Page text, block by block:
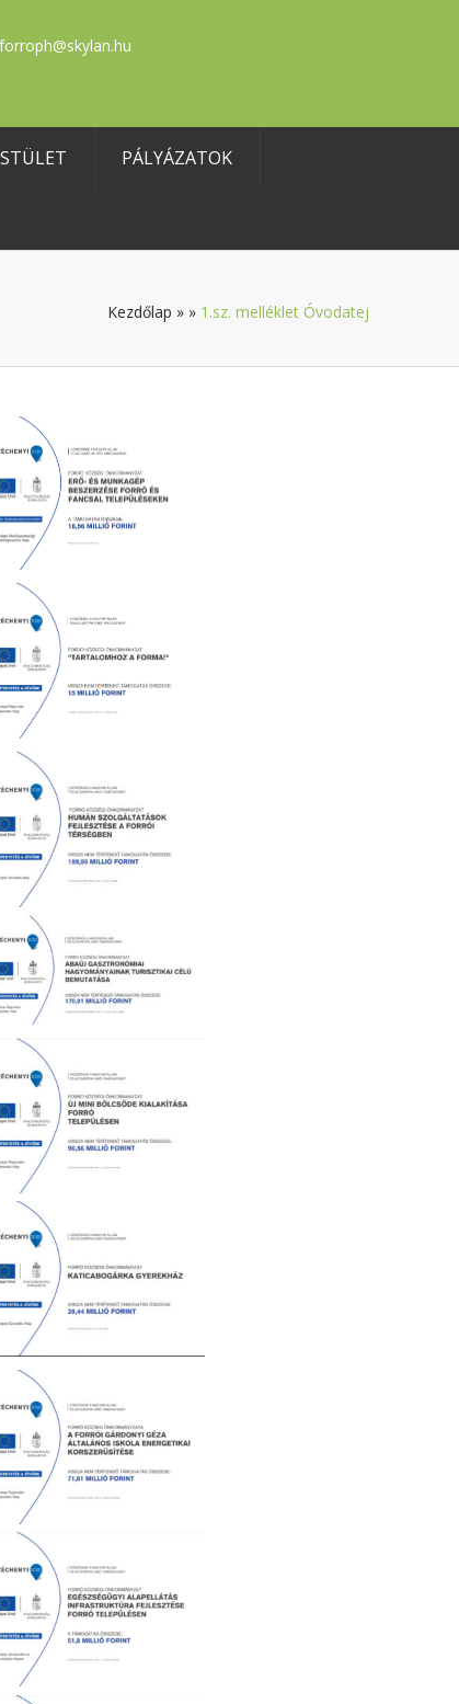
forroph@skylan.hu
PÁLYÁZATOK
Kezdőlap » » 1.sz. melléklet Óvodatej